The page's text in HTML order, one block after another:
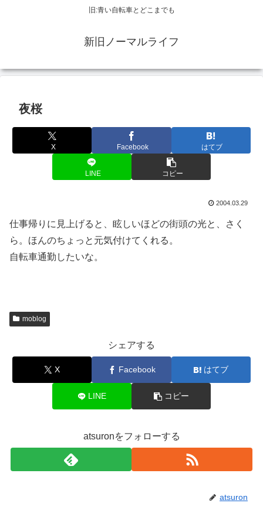
旧:青い自転車とどこまでも
新旧ノーマルライフ
夜桜
X Facebook はてブ
LINE コピー
2004.03.29
仕事帰りに見上げると、眩しいほどの街頭の光と、さく
ら。ほんのちょっと元気付けてくれる。
自転車通勤したいな。
moblog
シェアする
X Facebook はてブ
LINE コピー
atsuronをフォローする
atsuron